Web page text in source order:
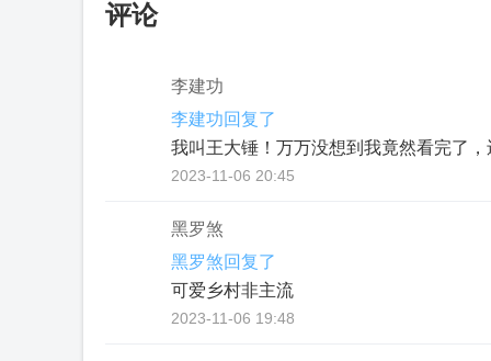
评论
李建功
李建功回复了
我叫王大锤！万万没想到我竟然看完了，
2023-11-06 20:45
黑罗煞
黑罗煞回复了
可爱乡村非主流
2023-11-06 19:48